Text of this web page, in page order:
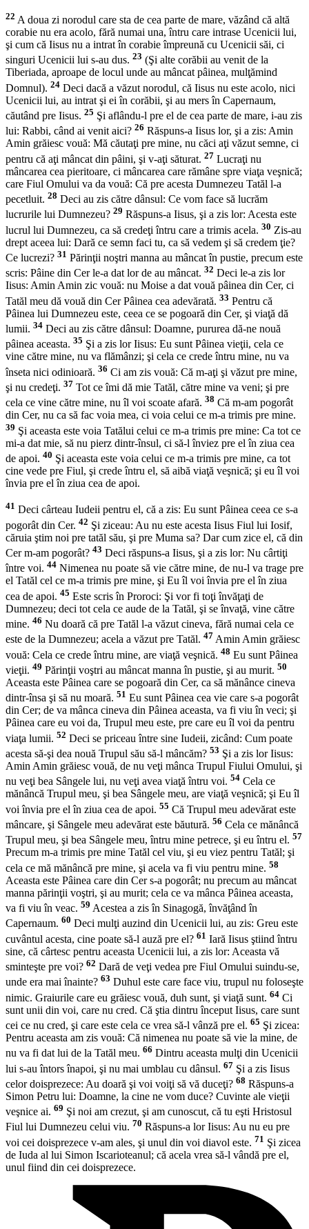
22 A doua zi norodul care sta de cea parte de mare, văzând că altă
corabie nu era acolo, fără numai una, întru care intrase Ucenicii lui,
şi cum că Iisus nu a intrat în corabie împreună cu Ucenicii săi, ci
singuri Ucenicii lui s-au dus. 23 (Şi alte corăbii au venit de la
Tiberiada, aproape de locul unde au mâncat pâinea, mulţămind
Domnul). 24 Deci dacă a văzut norodul, că Iisus nu este acolo, nici
Ucenicii lui, au intrat şi ei în corăbii, şi au mers în Capernaum,
căutând pre Iisus. 25 Şi aflându-l pre el de cea parte de mare, i-au zis
lui: Rabbi, când ai venit aici? 26 Răspuns-a Iisus lor, şi a zis: Amin
Amin grăiesc vouă: Mă căutaţi pre mine, nu căci aţi văzut semne, ci
pentru că aţi mâncat din pâini, şi v-aţi săturat. 27 Lucraţi nu
mâncarea cea pieritoare, ci mâncarea care rămâne spre viaţa veşnică;
care Fiul Omului va da vouă: Că pre acesta Dumnezeu Tatăl l-a
pecetluit. 28 Deci au zis către dânsul: Ce vom face să lucrăm
lucrurile lui Dumnezeu? 29 Răspuns-a Iisus, şi a zis lor: Acesta este
lucrul lui Dumnezeu, ca să credeţi întru care a trimis acela. 30 Zis-au
drept aceea lui: Dară ce semn faci tu, ca să vedem şi să credem ţie?
Ce lucrezi? 31 Părinţii noştri manna au mâncat în pustie, precum este
scris: Pâine din Cer le-a dat lor de au mâncat. 32 Deci le-a zis lor
Iisus: Amin Amin zic vouă: nu Moise a dat vouă pâinea din Cer, ci
Tatăl meu dă vouă din Cer Pâinea cea adevărată. 33 Pentru că
Pâinea lui Dumnezeu este, ceea ce se pogoară din Cer, şi viaţă dă
lumii. 34 Deci au zis către dânsul: Doamne, pururea dă-ne nouă
pâinea aceasta. 35 Şi a zis lor Iisus: Eu sunt Pâinea vieţii, cela ce
vine către mine, nu va flămânzi; şi cela ce crede întru mine, nu va
înseta nici odinioară. 36 Ci am zis vouă: Că m-aţi şi văzut pre mine,
şi nu credeţi. 37 Tot ce îmi dă mie Tatăl, către mine va veni; şi pre
cela ce vine către mine, nu îl voi scoate afară. 38 Că m-am pogorât
din Cer, nu ca să fac voia mea, ci voia celui ce m-a trimis pre mine.
39 Şi aceasta este voia Tatălui celui ce m-a trimis pre mine: Ca tot ce
mi-a dat mie, să nu pierz dintr-însul, ci să-l înviez pre el în ziua cea
de apoi. 40 Şi aceasta este voia celui ce m-a trimis pre mine, ca tot
cine vede pre Fiul, şi crede întru el, să aibă viaţă veşnică; şi eu îl voi
învia pre el în ziua cea de apoi.
41 Deci cârteau Iudeii pentru el, că a zis: Eu sunt Pâinea ceea ce s-a
pogorât din Cer. 42 Şi ziceau: Au nu este acesta Iisus Fiul lui Iosif,
căruia ştim noi pre tatăl său, şi pre Muma sa? Dar cum zice el, că din
Cer m-am pogorât? 43 Deci răspuns-a Iisus, şi a zis lor: Nu cârtiţi
între voi. 44 Nimenea nu poate să vie către mine, de nu-l va trage pre
el Tatăl cel ce m-a trimis pre mine, şi Eu îl voi învia pre el în ziua
cea de apoi. 45 Este scris în Proroci: Şi vor fi toţi învăţaţi de
Dumnezeu; deci tot cela ce aude de la Tatăl, şi se învaţă, vine către
mine. 46 Nu doară că pre Tatăl l-a văzut cineva, fără numai cela ce
este de la Dumnezeu; acela a văzut pre Tatăl. 47 Amin Amin grăiesc
vouă: Cela ce crede întru mine, are viaţă veşnică. 48 Eu sunt Pâinea
vieţii. 49 Părinţii voştri au mâncat manna în pustie, şi au murit. 50
Aceasta este Pâinea care se pogoară din Cer, ca să mănânce cineva
dintr-însa şi să nu moară. 51 Eu sunt Pâinea cea vie care s-a pogorât
din Cer; de va mânca cineva din Pâinea aceasta, va fi viu în veci; şi
Pâinea care eu voi da, Trupul meu este, pre care eu îl voi da pentru
viaţa lumii. 52 Deci se priceau între sine Iudeii, zicând: Cum poate
acesta să-şi dea nouă Trupul său să-l mâncăm? 53 Şi a zis lor Iisus:
Amin Amin grăiesc vouă, de nu veţi mânca Trupul Fiului Omului, şi
nu veţi bea Sângele lui, nu veţi avea viaţă întru voi. 54 Cela ce
mănâncă Trupul meu, şi bea Sângele meu, are viaţă veşnică; şi Eu îl
voi învia pre el în ziua cea de apoi. 55 Că Trupul meu adevărat este
mâncare, şi Sângele meu adevărat este băutură. 56 Cela ce mănâncă
Trupul meu, şi bea Sângele meu, întru mine petrece, şi eu întru el. 57
Precum m-a trimis pre mine Tatăl cel viu, şi eu viez pentru Tatăl; şi
cela ce mă mănâncă pre mine, şi acela va fi viu pentru mine. 58
Aceasta este Pâinea care din Cer s-a pogorât; nu precum au mâncat
manna părinţii voştri, şi au murit; cela ce va mânca Pâinea aceasta,
va fi viu în veac. 59 Acestea a zis în Sinagogă, învăţând în
Capernaum. 60 Deci mulţi auzind din Ucenicii lui, au zis: Greu este
cuvântul acesta, cine poate să-l auză pre el? 61 Iară Iisus ştiind întru
sine, că cârtesc pentru aceasta Ucenicii lui, a zis lor: Aceasta vă
sminteşte pre voi? 62 Dară de veţi vedea pre Fiul Omului suindu-se,
unde era mai înainte? 63 Duhul este care face viu, trupul nu foloseşte
nimic. Graiurile care eu grăiesc vouă, duh sunt, şi viaţă sunt. 64 Ci
sunt unii din voi, care nu cred. Că ştia dintru început Iisus, care sunt
cei ce nu cred, şi care este cela ce vrea să-l vânză pre el. 65 Şi zicea:
Pentru aceasta am zis vouă: Că nimenea nu poate să vie la mine, de
nu va fi dat lui de la Tatăl meu. 66 Dintru aceasta mulţi din Ucenicii
lui s-au întors înapoi, şi nu mai umblau cu dânsul. 67 Şi a zis Iisus
celor doisprezece: Au doară şi voi voiţi să vă duceţi? 68 Răspuns-a
Simon Petru lui: Doamne, la cine ne vom duce? Cuvinte ale vieţii
veşnice ai. 69 Şi noi am crezut, şi am cunoscut, că tu eşti Hristosul
Fiul lui Dumnezeu celui viu. 70 Răspuns-a lor Iisus: Au nu eu pre
voi cei doisprezece v-am ales, şi unul din voi diavol este. 71 Şi zicea
de Iuda al lui Simon Iscarioteanul; că acela vrea să-l vândă pre el,
unul fiind din cei doisprezece.